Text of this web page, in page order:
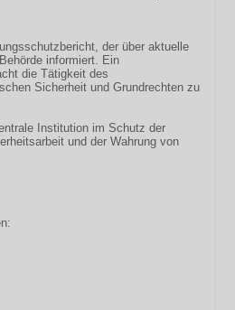
der über aktuelle
informiert. Ein
die Tätigkeit des
Sicherheit und Grundrechten zu
Institution im Schutz der
und der Wahrung von